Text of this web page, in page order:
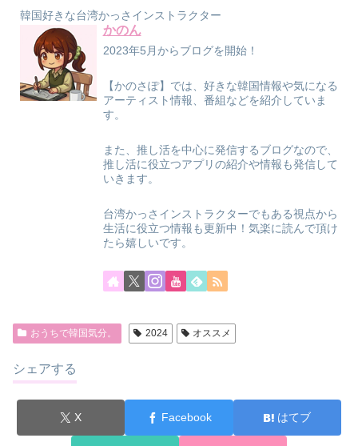
韓国好きな台湾かっさインストラクター
かのん
2023年5月からブログを開始！
【かのさぽ】では、好きな韓国情報や気になる
アーティスト情報、番組などを紹介していま
す。
また、推し活を中心に発信するブログなので、
推し活に役立つアプリの紹介や情報も発信して
いきます。
台湾かっさインストラクターでもある視点から
生活に役立つ情報も更新中！気楽に読んで頂け
たら嬉しいです。
おうちで韓国気分。 2024 オススメ
シェアする
X Facebook はてブ